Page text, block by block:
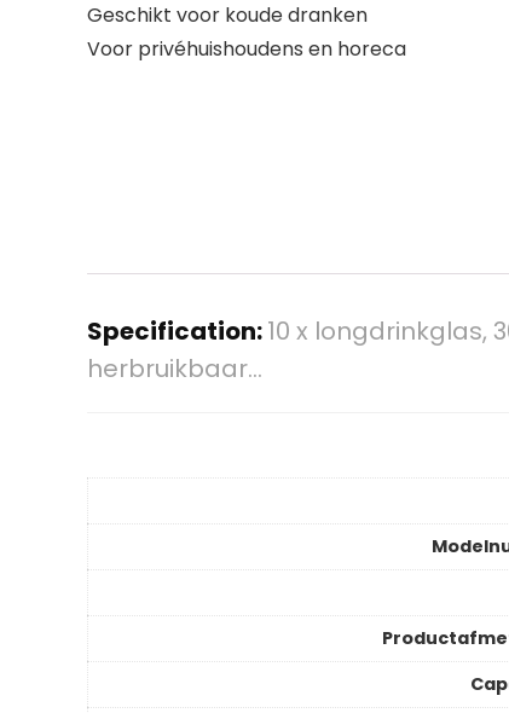
Geschikt voor koude dranken
Voor privéhuishoudens en horeca
Specification:10 x longdrinkglas,
herbruikbaar…